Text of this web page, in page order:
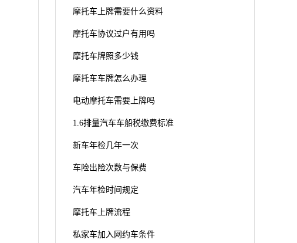
摩托车上牌需要什么资料
摩托车协议过户有用吗
摩托车牌照多少钱
摩托车车牌怎么办理
电动摩托车需要上牌吗
1.6排量汽车车船税缴费标准
新车年检几年一次
车险出险次数与保费
汽车年检时间规定
摩托车上牌流程
私家车加入网约车条件